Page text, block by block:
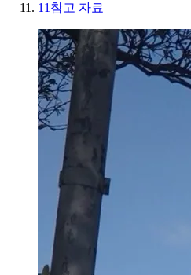
11 참고 자료